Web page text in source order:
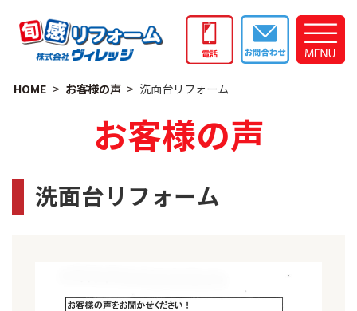
HOME お客様の声 洗面台リフォーム
お客様の声
洗面台リフォーム